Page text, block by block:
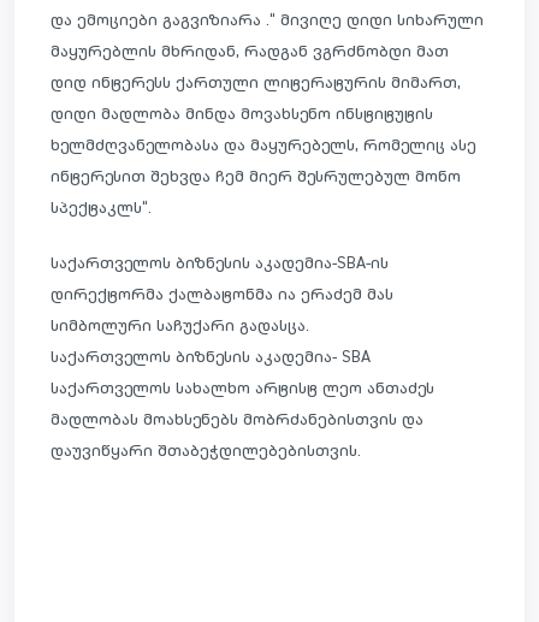
და ემოციები გაგვიზიარა .“ მივიღე დიდი სიხარული
მაყურებლის მხრიდან, რადგან ვგრძნობდი მათ
დიდ ინტერესს ქართული ლიტერატურის მიმართ,
დიდი მადლობა მინდა მოვახსენო ინსტიტუტის
ხელმძღვანელობასა და მაყურებელს, რომელიც ასე
ინტერესით შეხვდა ჩემ მიერ შესრულებულ მონო
სპექტაკლს“.
საქართველოს ბიზნესის აკადემია-SBA-ის
დირექტორმა ქალბატონმა ია ერაძემ მას
სიმბოლური საჩუქარი გადასცა.
საქართველოს ბიზნესის აკადემია- SBA
საქართველოს სახალხო არტისტ ლეო ანთაძეს
მადლობას მოახსენებს მობრძანებისთვის და
დაუვიწყარი შთაბეჭდილებებისთვის.